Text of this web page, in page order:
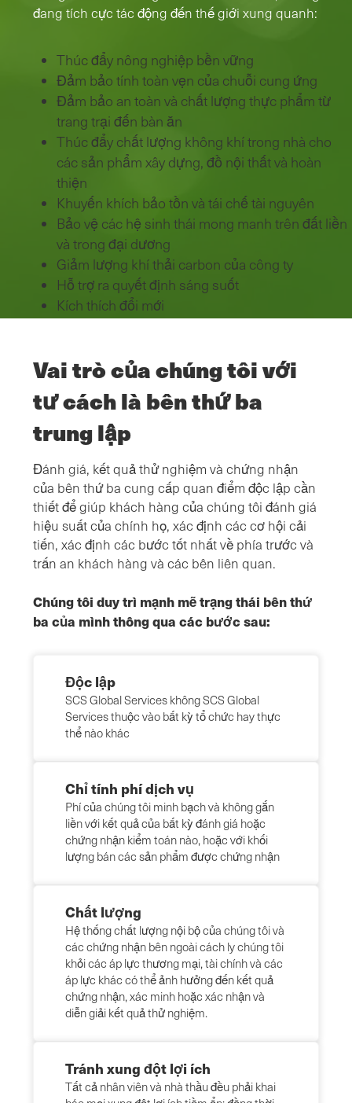
đang tích cực tác động đến thế giới xung quanh:
Thúc đẩy nông nghiệp bền vững
Đảm bảo tính toàn vẹn của chuỗi cung ứng
Đảm bảo an toàn và chất lượng thực phẩm từ
trang trại đến bàn ăn
Thúc đẩy chất lượng không khí trong nhà cho
các sản phẩm xây dựng, đồ nội thất và hoàn
thiện
Khuyến khích bảo tồn và tái chế tài nguyên
Bảo vệ các hệ sinh thái mong manh trên đất liền
và trong đại dương
Giảm lượng khí thải carbon của công ty
Hỗ trợ ra quyết định sáng suốt
Kích thích đổi mới
Vai trò của chúng tôi với
tư cách là bên thứ ba
trung lập
Đánh giá, kết quả thử nghiệm và chứng nhận
của bên thứ ba cung cấp quan điểm độc lập cần
thiết để giúp khách hàng của chúng tôi đánh giá
hiệu suất của chính họ, xác định các cơ hội cải
tiến, xác định các bước tốt nhất về phía trước và
trấn an khách hàng và các bên liên quan.
Chúng tôi duy trì mạnh mẽ trạng thái bên thứ
ba của mình thông qua các bước sau:
Độc lập
SCS Global Services không SCS Global
Services thuộc vào bất kỳ tổ chức hay thực
thể nào khác
Chỉ tính phí dịch vụ
Phí của chúng tôi minh bạch và không gắn
liền với kết quả của bất kỳ đánh giá hoặc
chứng nhận kiểm toán nào, hoặc với khối
lượng bán các sản phẩm được chứng nhận
Chất lượng
Hệ thống chất lượng nội bộ của chúng tôi và
các chứng nhận bên ngoài cách ly chúng tôi
khỏi các áp lực thương mại, tài chính và các
áp lực khác có thể ảnh hưởng đến kết quả
chứng nhận, xác minh hoặc xác nhận và
diễn giải kết quả thử nghiệm.
Tránh xung đột lợi ích
Tất cả nhân viên và nhà thầu đều phải khai